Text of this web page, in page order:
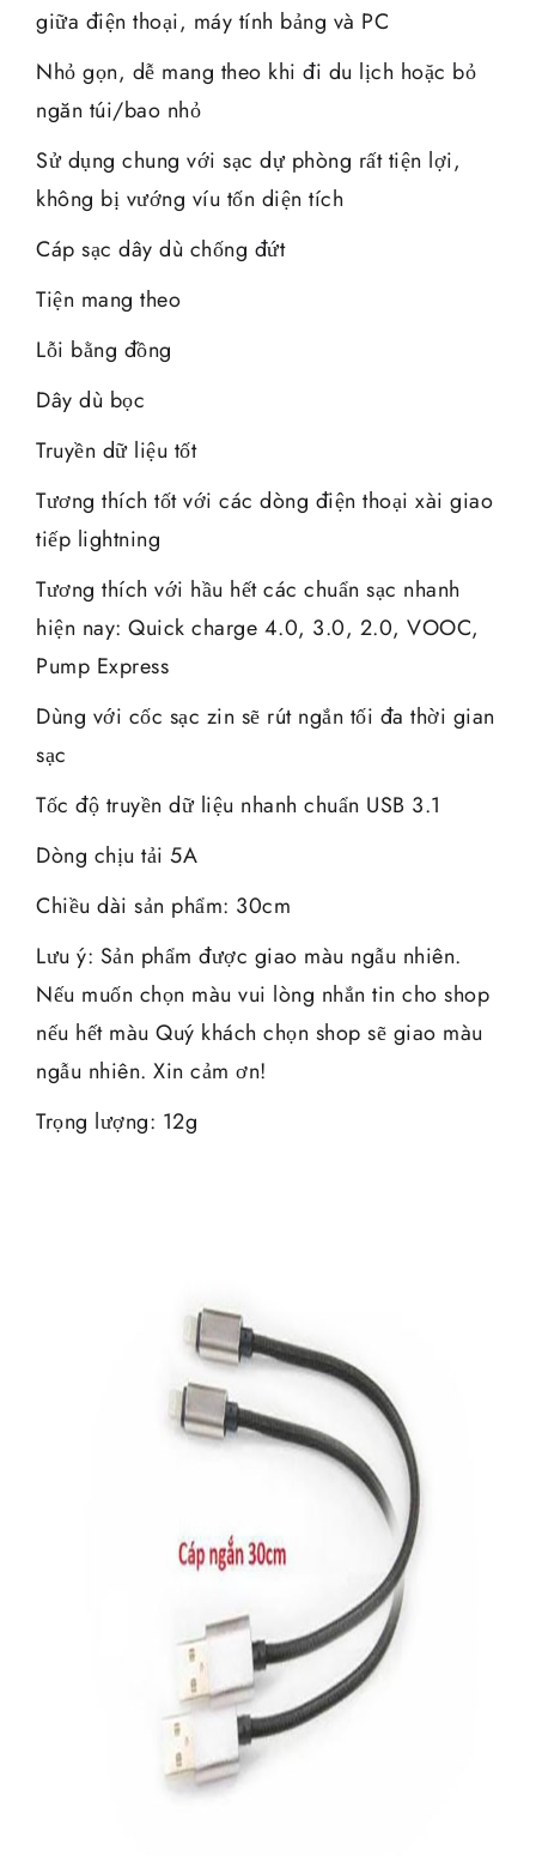
giữa điện thoại, máy tính bảng và PC
Nhỏ gọn, dễ mang theo khi đi du lịch hoặc bỏ
ngăn túi/bao nhỏ
Sử dụng chung với sạc dự phòng rất tiện lợi,
không bị vướng víu tốn diện tích
Cáp sạc dây dù chống đứt
Tiện mang theo
Lỗi bằng đồng
Dây dù bọc
Truyền dữ liệu tốt
Tương thích tốt với các dòng điện thoại xài giao
tiếp lightning
Tương thích với hầu hết các chuẩn sạc nhanh
hiện nay: Quick charge 4.0, 3.0, 2.0, VOOC,
Pump Express
Dùng với cốc sạc zin sẽ rút ngắn tối đa thời gian
sạc
Tốc độ truyền dữ liệu nhanh chuẩn USB 3.1
Dòng chịu tải 5A
Chiều dài sản phẩm: 30cm
Lưu ý: Sản phẩm được giao màu ngẫu nhiên.
Nếu muốn chọn màu vui lòng nhắn tin cho shop
nếu hết màu Quý khách chọn shop sẽ giao màu
ngẫu nhiên. Xin cảm ơn!
Trọng lượng: 12g